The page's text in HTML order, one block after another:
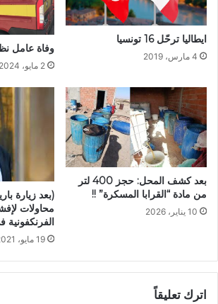
ايطاليا ترحّل 16 تونسيا
4 مارس، 2019
وفاة عامل
2 مايو، 2024
بعد كشف المحل: حجز 400 لتر
من مادة “القرابا المسكرة” !!
10 يناير، 2026
(بعد زيارة
محاولات
19 مايو، 2021
اترك تعليقاً